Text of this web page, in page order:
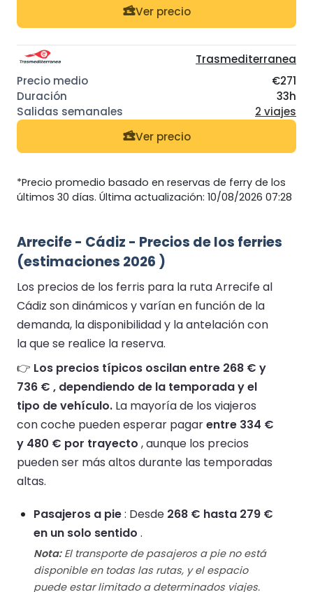
Ver precio
Trasmediterranea
€271
33h
2 viajes
Ver precio
*Precio promedio basado en reservas de ferry de los
últimos 30 días. Última actualización: 10/08/2026 07:28
Arrecife - Cádiz - Precios de los ferries
(estimaciones 2026 )
Los precios de los ferris para la ruta Arrecife al
Cádiz son dinámicos y varían en función de la
demanda, la disponibilidad y la antelación con
la que se realice la reserva.
👉 Los precios típicos oscilan entre 268 € y
736 € , dependiendo de la temporada y el
tipo de vehículo. La mayoría de los viajeros
con coche pueden esperar pagarentre 334 €
y 480 € por trayecto , aunque los precios
pueden ser más altos durante las temporadas
altas.
Pasajeros a pie: Desde 268 € hasta 279 €
en un solo sentido .
Nota:El transporte de pasajeros a pie no está
disponible en todas las rutas, y el espacio
puede estar limitado a determinados viajes.